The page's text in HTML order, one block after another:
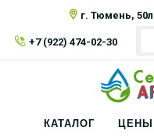
г. Тюмень,
+7 (922) 474-02-30
КАТАЛОГ ЦЕНЫ